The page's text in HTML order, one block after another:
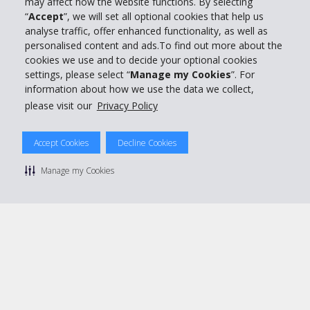
“Accept”, we will set all optional cookies that help us
analyse traffic, offer enhanced functionality, as well as
personalised content and ads.To find out more about the
cookies we use and to decide your optional cookies
settings, please select “Manage my Cookies”. For
information about how we use the data we collect,
please visit our Privacy Policy
Accept Cookies Decline Cookies
Manage my Cookies
Support client
Réserver avec Hertz
Politique de confidentialité
Conditions de location
Gérer mes cookies